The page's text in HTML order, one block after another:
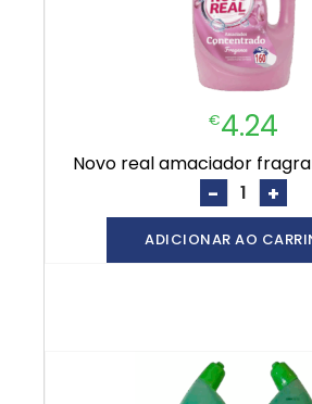
€4.24
novo real amaciador
- +
ADICIONAR AO